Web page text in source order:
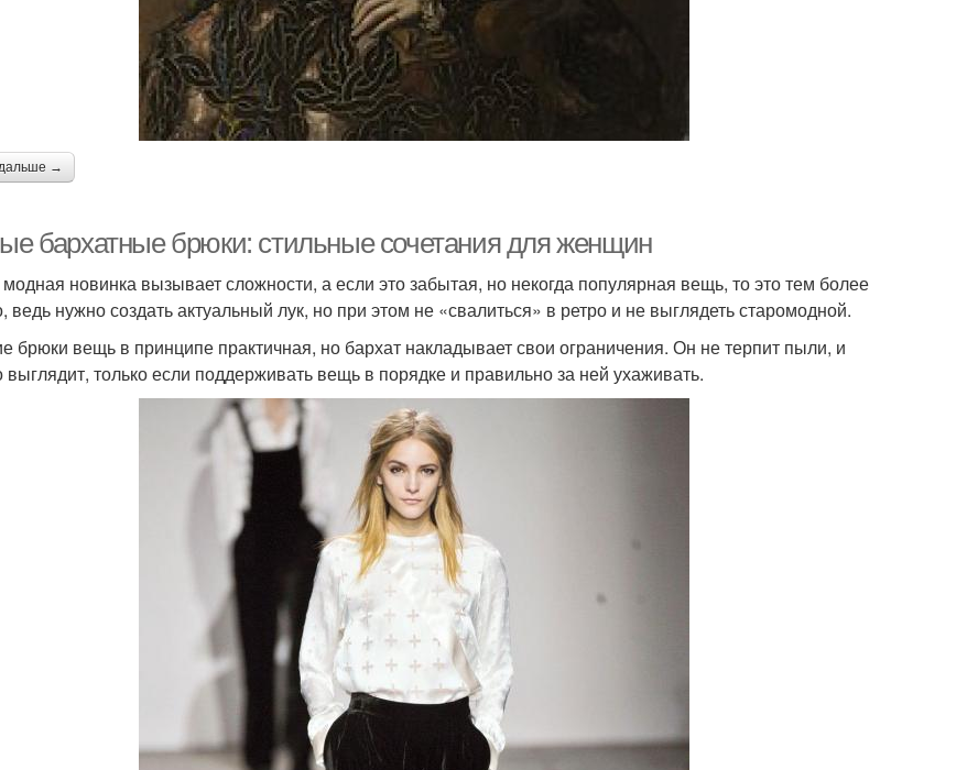
→
бархатные брюки: стильные сочетания для женщин
новинка вызывает сложности, а если это забытая, но некогда популярная вещь, то это тем более
ведь нужно создать актуальный лук, но при этом не «свалиться» в ретро и не выглядеть старомодной.
брюки вещь в принципе практичная, но бархат накладывает свои ограничения. Он не терпит пыли, и
только если поддерживать вещь в порядке и правильно за ней ухаживать.